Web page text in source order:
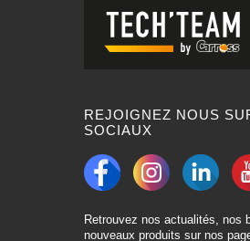
REJOIGNEZ NOUS
SOCIAUX
Retrouvez nos actualités, nos
nouveaux produits sur nos